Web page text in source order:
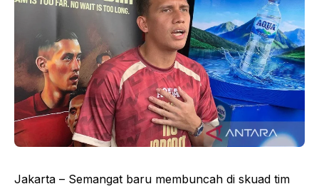
Jakarta – Semangat baru membuncah di skuad tim